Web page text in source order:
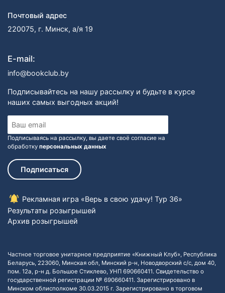
Почтовый адрес
220075, г. Минск, а/я 19
E-mail:
info@bookclub.by
Подписывайтесь на нашу рассылку и будьте в курсе
наших самых выгодных акций!
Подписываясь на рассылку, вы даете своё согласие на
обработку персональных данных
Подписаться
Рекламная игра «Верь в свою удачу! Тур 36»
Результаты розыгрышей
Архив розыгрышей
Частное торговое унитарное предприятие «Книжный Клуб», Республика
Беларусь, 223060, Минская обл, Минский р-н, Новодворский с/с, дом 40,
пом. 12а, р-н д. Большое Стиклево, УНП 690660411. Свидетельство о
государственной регистрации № 690660411. Зарегистрировано в
Минском облисполкоме 30.03.2015 г. Зарегистрировано в торговом